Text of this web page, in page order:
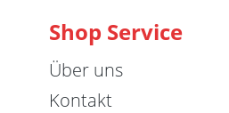
Shop Service
Über uns
Kontakt